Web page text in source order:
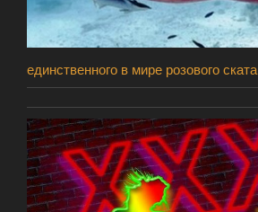
единственного в мире розового ската